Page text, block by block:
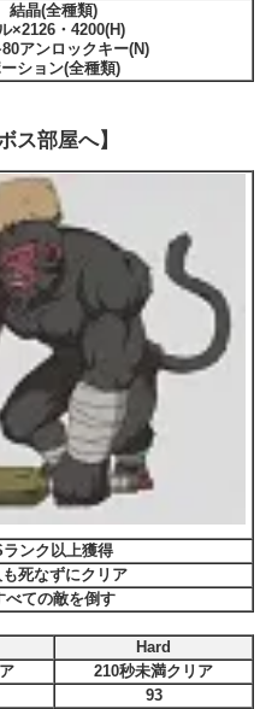
結晶(全種類)
×2126・4200(H)
アンロックキー(N)
ション(全種類)
ス部屋へ】
ランク以上獲得
死なずにクリア
べての敵を倒す
Hard
210秒未満クリア
93